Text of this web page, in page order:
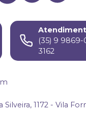
(35) 9 9869-
3162
1172 - Vila